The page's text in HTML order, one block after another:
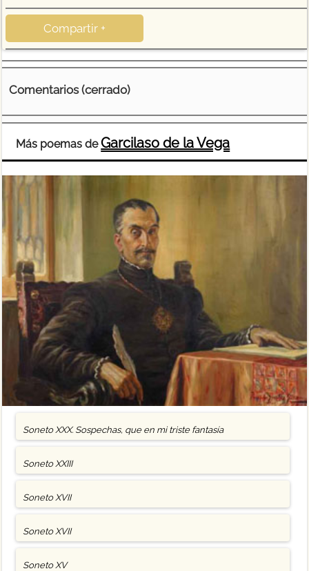
Compartir +
Comentarios (cerrado)
Más poemas deGarcilaso de la Vega
Soneto XXX. Sospechas, que en mi triste fantasía
Soneto XXIII
Soneto XVII
Soneto XVII
Soneto XV